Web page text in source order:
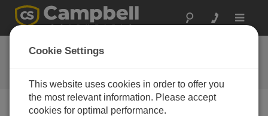
Toggle
ニューメキシコ州:
ETo と気象監視
Cookie Settings
This website uses cookies in order to offer you
the most relevant information. Please accept
cookies for optimal performance.